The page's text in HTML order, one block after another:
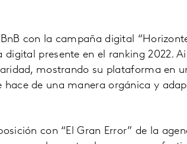
con la campaña digital
presente en el ranking 2022.
mostrando su plataforma en
de una manera orgánica y
con “El Gran Error” de la